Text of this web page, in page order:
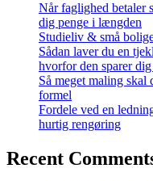
Når faglighed betaler
dig penge i længden
Studieliv & små
Sådan laver du en
hvorfor den sparer
Så meget maling skal
formel
Fordele ved en
hurtig rengøring
Recent